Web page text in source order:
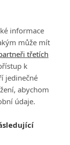
PŘIHLÁSIT
REGISTROVAT
nám na e-mail
informace
může mít
třetích
k
jedinečné
abychom
údaje.